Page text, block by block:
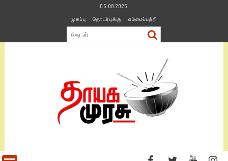
06.08.2026
முகப்பு
தொடர்புக்கு எம்மைப்பற்றி